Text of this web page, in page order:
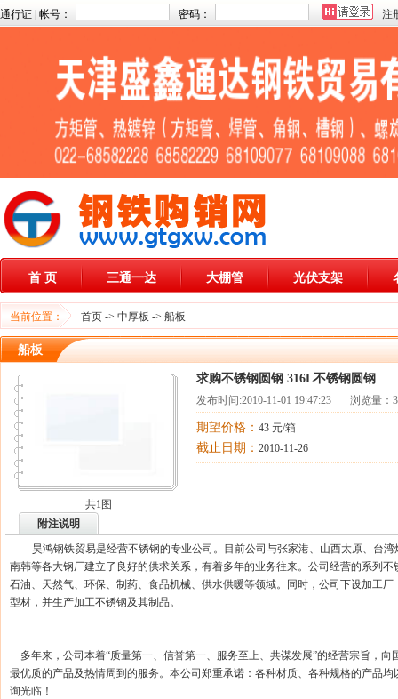
通行证 | 帐号： 密码： 注
首 页 三通一达 大棚管 光伏支架
当前位置： 首页 -> 中厚板 -> 船板
船板
共1图
求购不锈钢圆钢 316L不锈钢圆钢
发布时间:2010-11-01 19:47:23 浏览量：
期望价格： 43 元/箱
截止日期： 2010-11-26
附注说明
昊鸿钢铁贸易是经营不锈钢的专业公司。目前公司与张家港、山西太原、台湾
南韩等各大钢厂建立了良好的供求关系，有着多年的业务往来。公司经营的系列
石油、天然气、环保、制药、食品机械、供水供暖等领域。同时，公司下设加工
型材，并生产加工不锈钢及其制品。
多年来，公司本着“质量第一、信誉第一、服务至上、共谋发展”的经营宗旨，向
最优质的产品及热情周到的服务。本公司郑重承诺：各种材质、各种规格的产品
询光临！